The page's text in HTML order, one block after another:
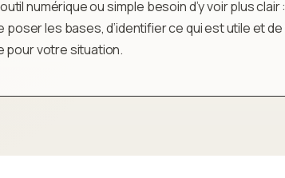
numérique ou simple besoin d’y voir plus clair
les bases, d’identifier ce qui est utile et de
pour votre situation.